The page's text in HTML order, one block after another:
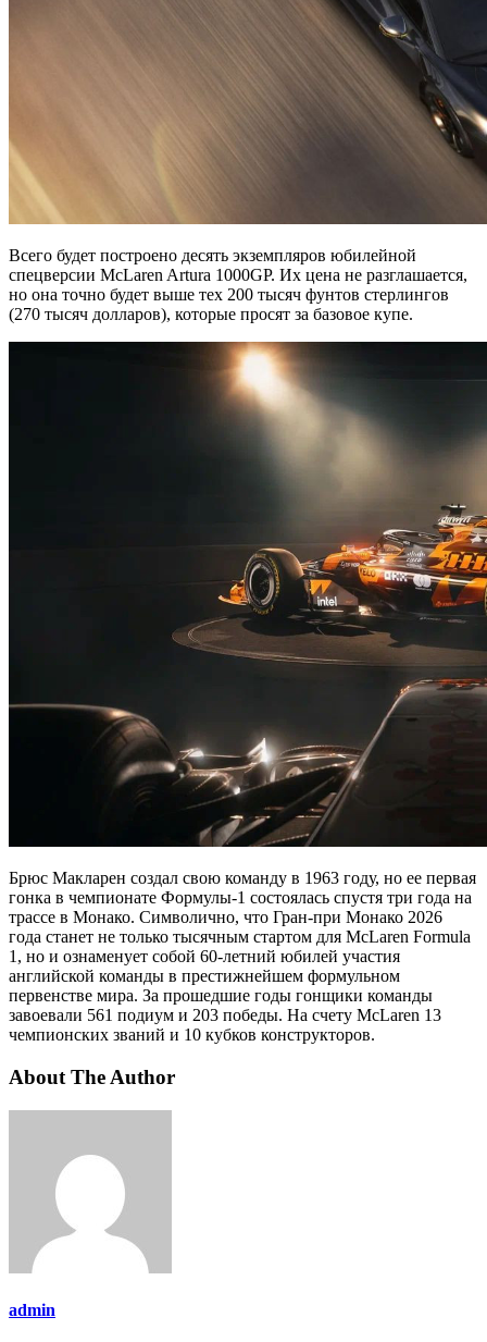
Всего будет построено десять экземпляров юбилейной
спецверсии McLaren Artura 1000GP. Их цена не разглашается,
но она точно будет выше тех 200 тысяч фунтов стерлингов
(270 тысяч долларов), которые просят за базовое купе.
Брюс Макларен создал свою команду в 1963 году, но ее первая
гонка в чемпионате Формулы-1 состоялась спустя три года на
трассе в Монако. Символично, что Гран-при Монако 2026
года станет не только тысячным стартом для McLaren Formula
1, но и ознаменует собой 60-летний юбилей участия
английской команды в престижнейшем формульном
первенстве мира. За прошедшие годы гонщики команды
завоевали 561 подиум и 203 победы. На счету McLaren 13
чемпионских званий и 10 кубков конструкторов.
About The Author
admin